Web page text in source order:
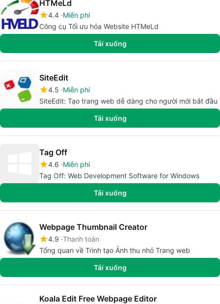
HTMeLd
4.4 Miễn phí
Công cụ Tối ưu hóa Website HTMeLd
Tải xuống
SiteEdit
4.5 Miễn phí
SiteEdit: Tạo trang web dễ dàng cho người mới bắt đầu
Tải xuống
Tag Off
4.6 Miễn phí
Tag Off: Web Development Software for Windows
Tải xuống
Webpage Thumbnail Creator
4.9 Thanh toán
Tổng quan về Trình tạo Ảnh thu nhỏ Trang web
Tải xuống
Koala Edit Free Webpage Editor